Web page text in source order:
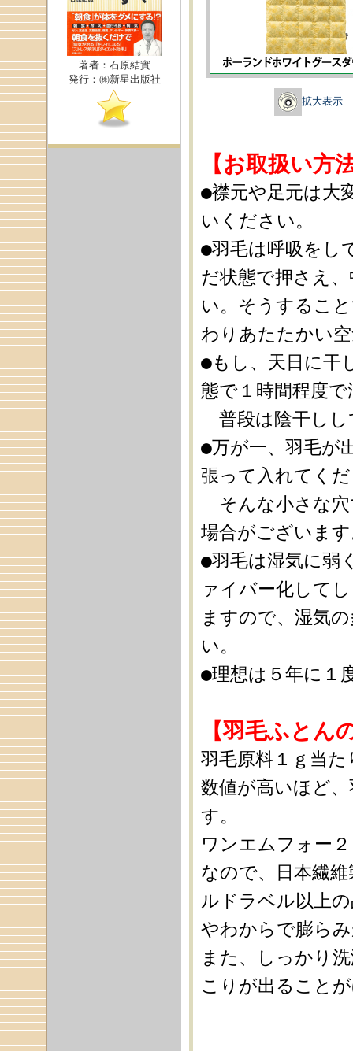
著者：石原結實
発行：㈱新星出版社
拡大表示
【お取扱い方
●襟元や足元は大
いください。
●羽毛は呼吸をし
だ状態で押さえ
い。そうするこ
わりあたたかい
●もし、天日に干
態で１時間程度
普段は陰干しし
●万が一、羽毛が
張って入れてく
そんな小さな穴
場合がございま
●羽毛は湿気に弱
ァイバー化して
ますので、湿気
い。
●理想は５年に１
【羽毛ふとん
羽毛原料１ｇ当
数値が高いほど
す。
ワンエムフォー
なので、日本繊
ルドラベル以上
やわからで膨ら
また、しっかり
こりが出ること